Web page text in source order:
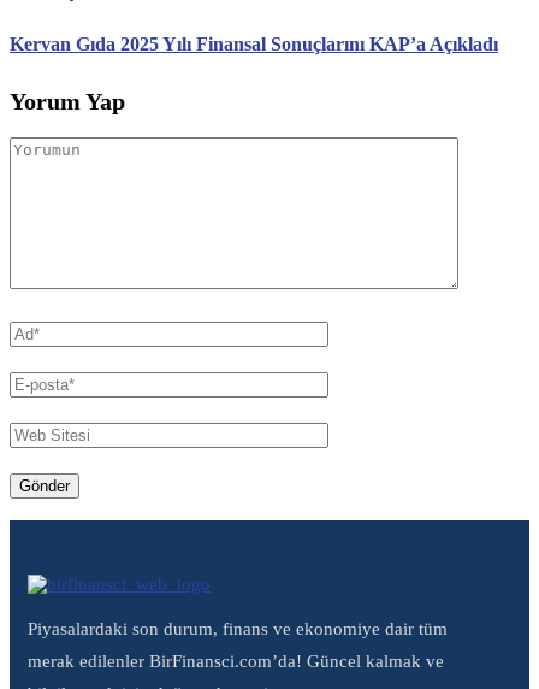
Kervan Gıda 2025 Yılı Finansal Sonuçlarını KAP’a Açıkladı
Yorum Yap
Piyasalardaki son durum, finans ve ekonomiye dair tüm
merak edilenler BirFinansci.com’da! Güncel kalmak ve